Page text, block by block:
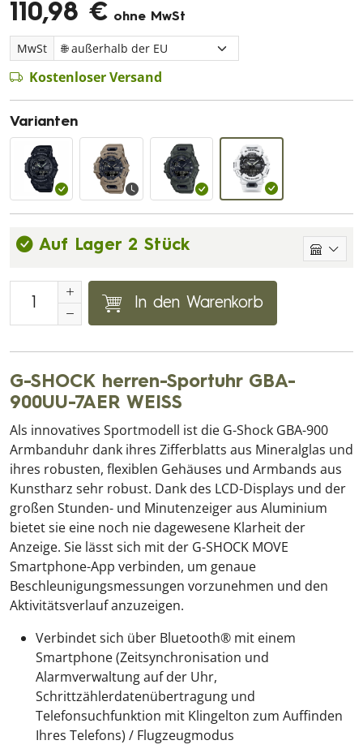
110,98 € ohne MwSt
MwSt
Kostenloser Versand
Varianten
Auf Lager 2 Stück
In den Warenkorb
G-SHOCK herren-Sportuhr GBA-
900UU-7AER WEISS
Als innovatives Sportmodell ist die G-Shock GBA-900
Armbanduhr dank ihres Zifferblatts aus Mineralglas und
ihres robusten, flexiblen Gehäuses und Armbands aus
Kunstharz sehr robust. Dank des LCD-Displays und der
großen Stunden- und Minutenzeiger aus Aluminium
bietet sie eine noch nie dagewesene Klarheit der
Anzeige. Sie lässt sich mit der G-SHOCK MOVE
Smartphone-App verbinden, um genaue
Beschleunigungsmessungen vorzunehmen und den
Aktivitätsverlauf anzuzeigen.
Verbindet sich über Bluetooth® mit einem
Smartphone (Zeitsynchronisation und
Alarmverwaltung auf der Uhr,
Schrittzählerdatenübertragung und
Telefonsuchfunktion mit Klingelton zum Auffinden
Ihres Telefons) / Flugzeugmodus